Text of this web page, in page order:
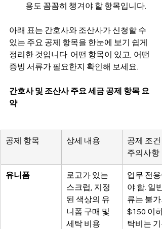
용도 꼼꼼히 챙겨야 할 항목입니다.
아래 표는 간호사와 조산사가 신청할 수
있는 주요 공제 항목을 한눈에 보기 쉽게
정리한 것입니다. 어떤 항목이 있고, 어떤
증빙 서류가 필요한지 확인해 보세요.
간호사 및 조산사 주요 세금 공제 항목 요
약
공제 항목 상세 내용
공제 조건
주의사항
유니폼
로고가 있는
스크럽, 지정
된 색상의 유
니폼 구매 및
세탁 비용
업무 전용
야 함. 일
류는 불가.
$150 이하
탁비는 기